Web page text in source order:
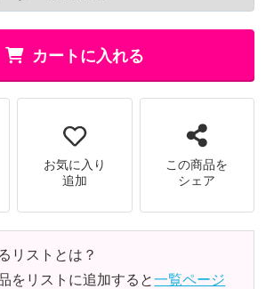
カートに入れる
お気に入り
追加
この商品を
シェア
ストとは？
をリストに追加すると一覧ページ